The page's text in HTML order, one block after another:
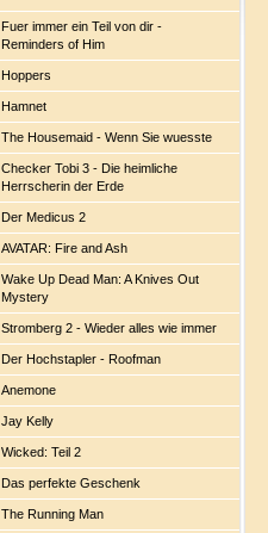
Fuer immer ein Teil von dir -
Reminders of Him
Hoppers
Hamnet
The Housemaid - Wenn Sie wuesste
Checker Tobi 3 - Die heimliche
Herrscherin der Erde
Der Medicus 2
AVATAR: Fire and Ash
Wake Up Dead Man: A Knives Out
Mystery
Stromberg 2 - Wieder alles wie immer
Der Hochstapler - Roofman
Anemone
Jay Kelly
Wicked: Teil 2
Das perfekte Geschenk
The Running Man